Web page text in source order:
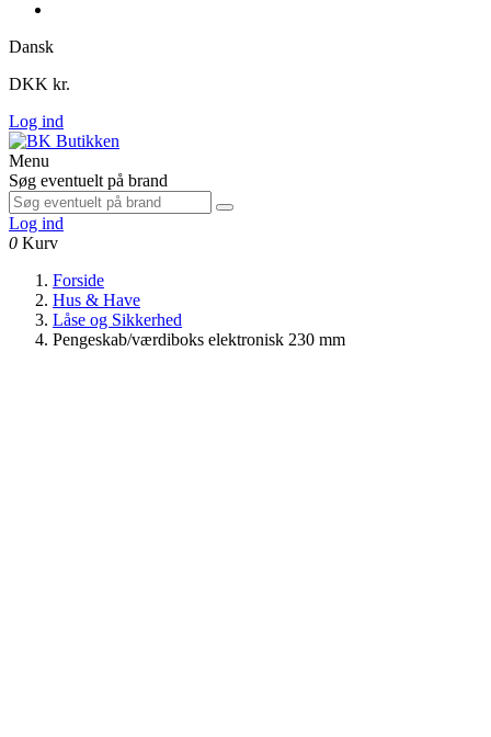
Dansk
DKK kr.
Log ind
Menu
Søg eventuelt på brand
Log ind
0 Kurv
Forside
Hus & Have
Låse og Sikkerhed
Pengeskab/værdiboks elektronisk 230 mm